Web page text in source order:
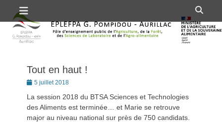
au
contenu
Premier menu
Tout en haut !
Posté5 juillet 2018
La session 2018 du BTSA Sciences et Technologies
des Aliments est terminée… et Marie se retrouve
major au niveau national sur près de 750 candidats.